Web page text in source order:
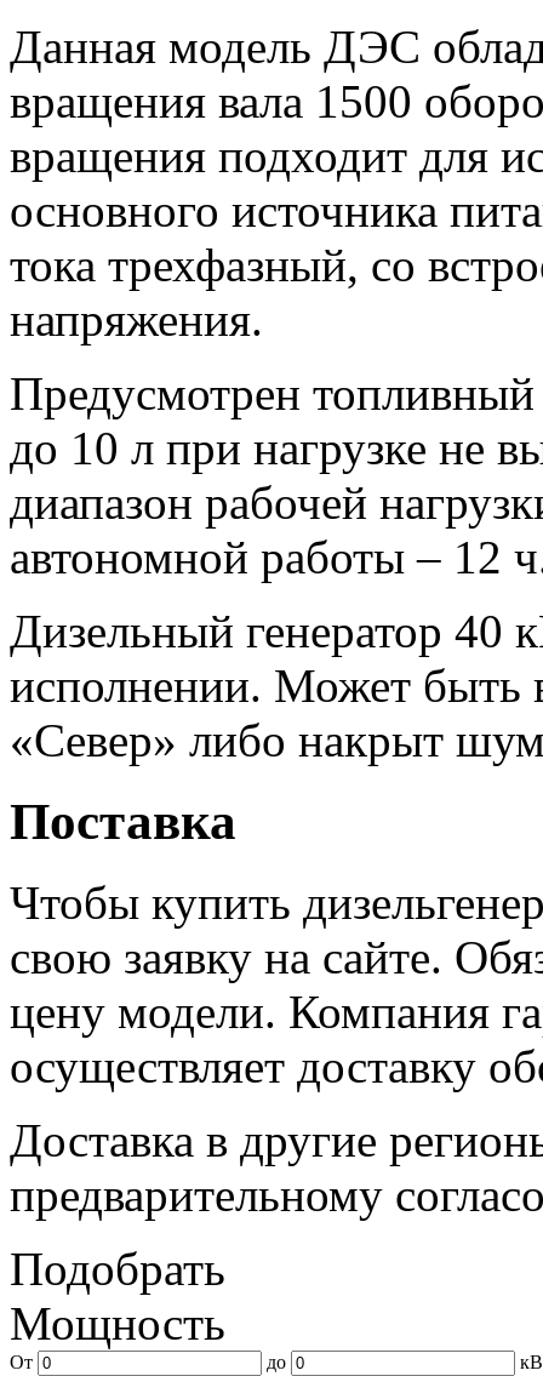
Данная модель ДЭС
вращения вала 1500
вращения подходит для
основного источника
тока трехфазный, со
напряжения.
Предусмотрен топливный
до 10 л при нагрузке не
диапазон рабочей
автономной работы – 12
Дизельный генератор 40
исполнении. Может быть
«Север» либо накрыт
Поставка
Чтобы купить
свою заявку на сайте.
цену модели. Компания
осуществляет доставку
Доставка в другие
предварительному
Подобрать
Мощность
От до